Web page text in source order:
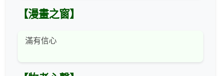
【漫畫之窗】
滿有信心